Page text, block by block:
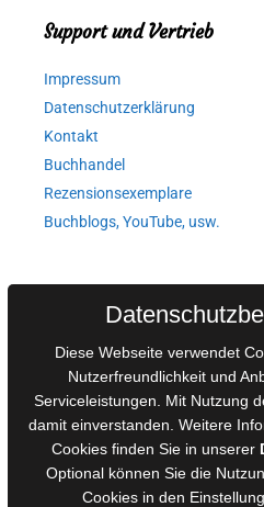
Support und Vertrieb
Impressum
Datenschutzerklärung
Kontakt
Buchhandel
Rezensionsexemplare
Buchblogs, YouTube, usw.
AGB für Medienprojekte
Online-Artikel
Manuskripte einreichen
Ausschreibungen
Belegexemplare
Eigenbedarfsexemplare
Diese Webseite verwendet
Nutzerfreundlichkeit und
Serviceleistungen. Mit Nutzung
damit einverstanden. Weitere
Cookies finden Sie in unserer
Optional können Sie die
Cookies in den